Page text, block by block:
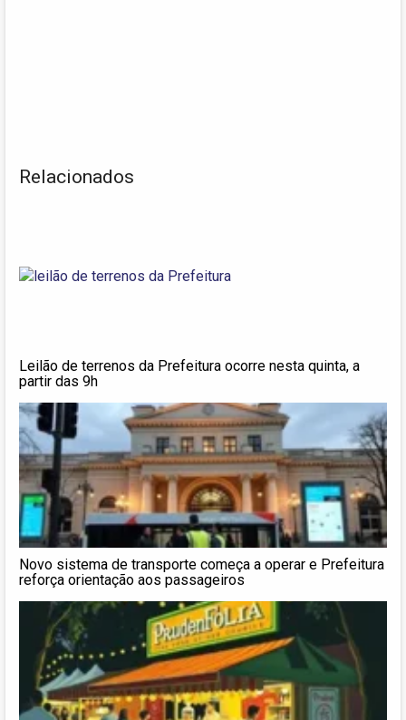
Relacionados
Leilão de terrenos da Prefeitura ocorre nesta quinta, a
partir das 9h
Novo sistema de transporte começa a operar e Prefeitura
reforça orientação aos passageiros